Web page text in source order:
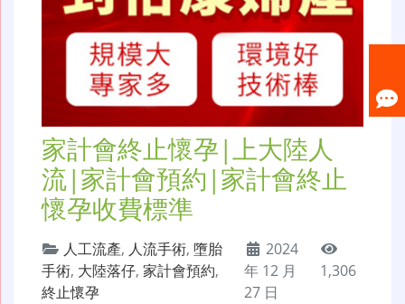
家計會終止懷孕|上大陸人
流|家計會預約|家計會終止
懷孕收費標準
人工流產, 人流手術, 墮胎
手術, 大陸落仔, 家計會預約,
終止懷孕
2024
年 12 月
27 日
1,306